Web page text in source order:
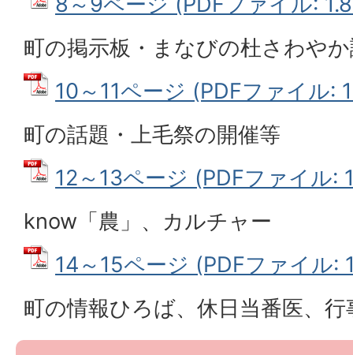
町の掲示板・まなびの杜さわや
10～11ページ (PDFファイル:
町の話題・上毛祭の開催等
12～13ページ (PDFファイル:
know「農」、カルチャー
14～15ページ (PDFファイル:
町の情報ひろば、休日当番医、行